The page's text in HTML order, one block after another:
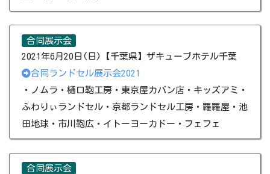
合同展示会
2021年6月20日(日)【千葉県】ザキューブホテル千葉
合同ランドセル展示会2021
​​・ノムラ・樋口鞄工房・東京屋カバン店・キッズアミ・
ふわりぃランドセル・京都ランドセル工房・羅羅屋・​池
田地球・市川鞄広​・イトーヨーカドー​・フェフェ
合同展示会